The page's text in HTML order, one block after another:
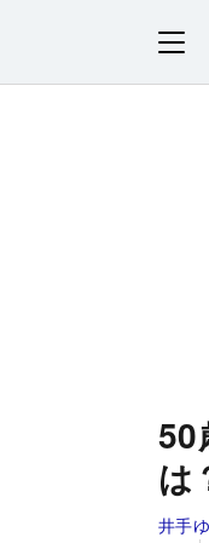
50
は
井手